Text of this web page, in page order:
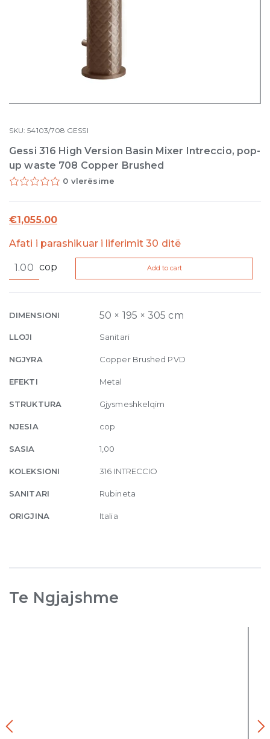
SKU:54103/708 GESSI
Gessi 316 High Version Basin Mixer Intreccio, pop-
up waste 708 Copper Brushed
0 vlerësime
€1,055.00
Afati i parashikuar i liferimit 30 ditë
316
Basin
Intreccio,
pop-
waste
708
Brushed
quantity
cop Add to cart
DIMENSIONI 50 × 195 × 305 cm
LLOJI Sanitari
NGJYRA Copper Brushed PVD
EFEKTI Metal
STRUKTURA Gjysmeshkelqim
NJESIA cop
SASIA 1,00
KOLEKSIONI 316 INTRECCIO
SANITARI Rubineta
ORIGJINA Italia
Te Ngjajshme